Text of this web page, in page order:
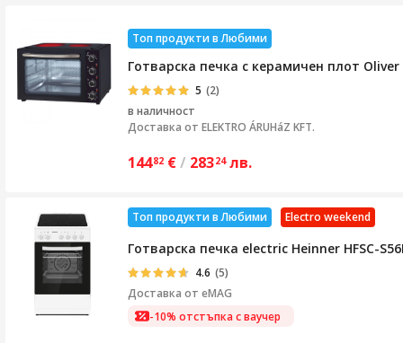
Топ продукти в Любими
Готварска печка с керамичен плот
5 (2)
в наличност
Доставка от ELEKTRO ÁRUHáZ KFT.
14482 €/ 28324 лв.
Electro weekend
Топ продукти в Любими
Готварска печка electric Heinner HFSC-
4.6 (5)
Доставка от eMAG
-10% отстъпка с ваучер